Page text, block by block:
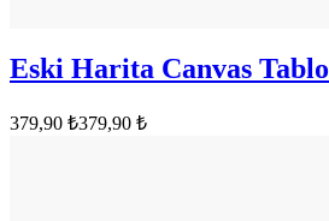
Eski Harita Canvas Tablo
379,90 ₺379,90 ₺